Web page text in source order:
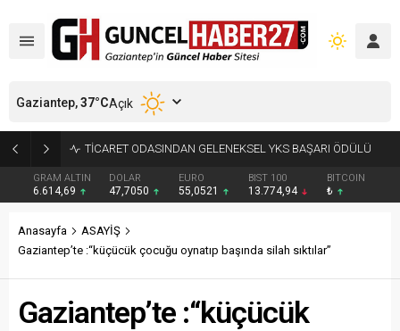
GAZİANTEP’TE FİLİSTİN KONVOYU COŞKUYLA KARŞILANDI
GRAM ALTIN
6.614,69
DOLAR
47,7050
EURO
55,0521
BIST 100
13.774,94
BITCOIN
₺
Gaziantep,37°CAçık
Anasayfa
ASAYİŞ
Gaziantep’te :“küçücük çocuğu oynatıp başında silah sıktılar”
Gaziantep’te :“küçücük